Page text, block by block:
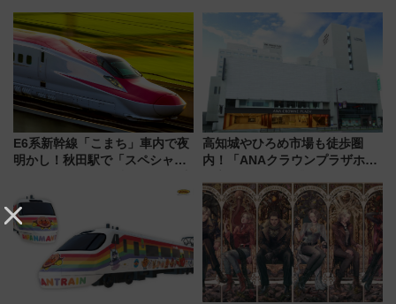
行開始に！ この夏は直通列車で
横浜へ！
会」は8月11日開催！
E6系新幹線「こまち」車内で夜
明かし！秋田駅で「スペシャル
法は？
高知城やひろめ市場も徒歩圏
内！「ANAクラウンプラザホテ